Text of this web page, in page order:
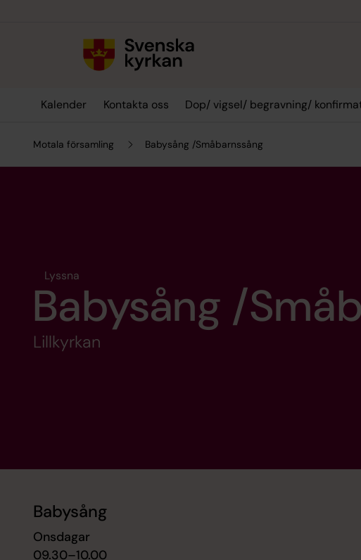
Kalender Kontakta oss Dop/ vigsel/ begravning/
Motala församling Babysång /Småbarnssång
Lyssna
Babysång /
Lillkyrkan
Babysång
Onsdagar
09.30–10.00